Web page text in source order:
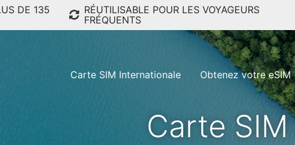
DE 135
RÉUTILISABLE POUR LES VOYAGEURS
FRÉQUENTS
Carte SIM Internationale
Obtenez votre eSIM
Carte